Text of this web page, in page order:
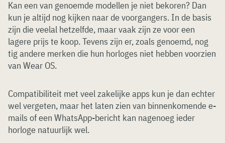
Kan een van genoemde modellen je niet bekoren? Dan
kun je altijd nog kijken naar de voorgangers. In de basis
zijn die veelal hetzelfde, maar vaak zijn ze voor een
lagere prijs te koop. Tevens zijn er, zoals genoemd, nog
tig andere merken die hun horloges niet hebben voorzien
van Wear OS.
Compatibiliteit met veel zakelijke apps kun je dan echter
wel vergeten, maar het laten zien van binnenkomende e-
mails of een WhatsApp-bericht kan nagenoeg ieder
horloge natuurlijk wel.